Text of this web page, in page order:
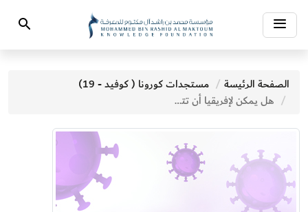
Toggle
navigation
Search
الصفحة الرئيسة
مستجدات كورونا ( كوفيد - 19)
هل يمكن لإفريقيا أن تتحمل كوفيد-19؟